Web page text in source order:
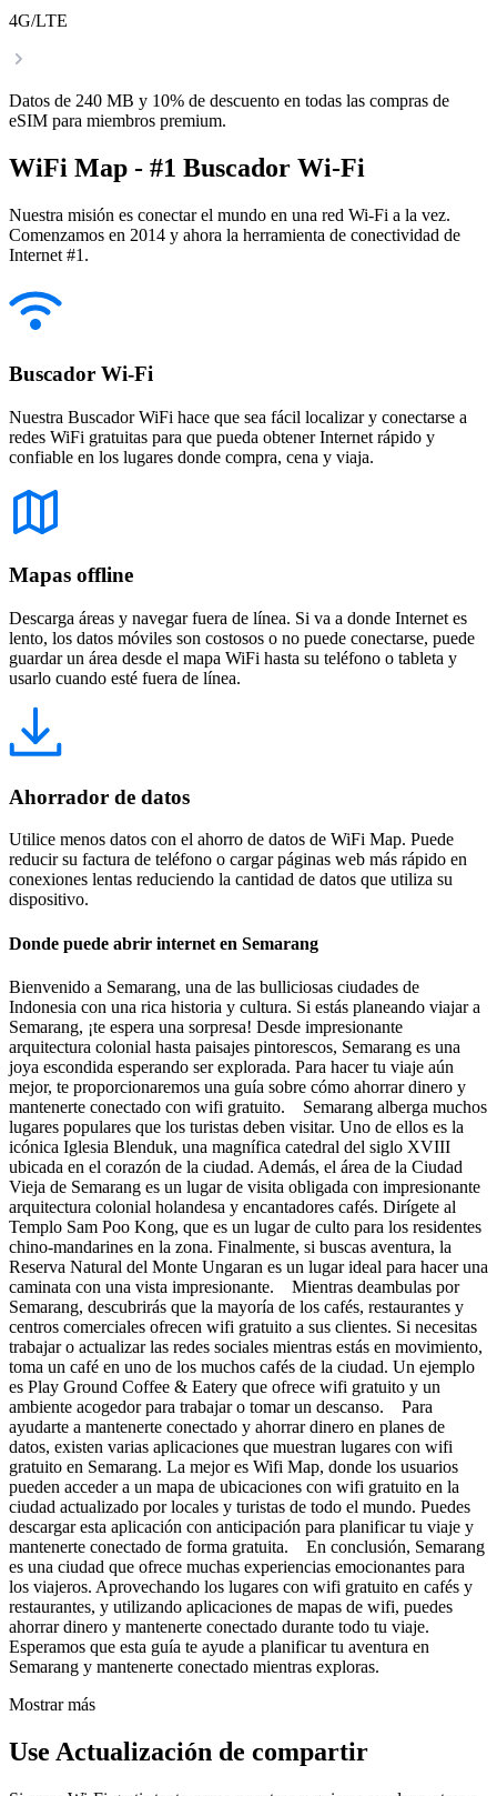
4G/LTE
Datos de 240 MB y 10% de descuento en todas las compras de
eSIM para miembros premium.
WiFi Map - #1 Buscador Wi-Fi
Nuestra misión es conectar el mundo en una red Wi-Fi a la vez.
Comenzamos en 2014 y ahora la herramienta de conectividad de
Internet #1.
Buscador Wi-Fi
Nuestra Buscador WiFi hace que sea fácil localizar y conectarse a
redes WiFi gratuitas para que pueda obtener Internet rápido y
confiable en los lugares donde compra, cena y viaja.
Mapas offline
Descarga áreas y navegar fuera de línea. Si va a donde Internet es
lento, los datos móviles son costosos o no puede conectarse, puede
guardar un área desde el mapa WiFi hasta su teléfono o tableta y
usarlo cuando esté fuera de línea.
Ahorrador de datos
Utilice menos datos con el ahorro de datos de WiFi Map. Puede
reducir su factura de teléfono o cargar páginas web más rápido en
conexiones lentas reduciendo la cantidad de datos que utiliza su
dispositivo.
Donde puede abrir internet en Semarang
Bienvenido a Semarang, una de las bulliciosas ciudades de
Indonesia con una rica historia y cultura. Si estás planeando viajar a
Semarang, ¡te espera una sorpresa! Desde impresionante
arquitectura colonial hasta paisajes pintorescos, Semarang es una
joya escondida esperando ser explorada. Para hacer tu viaje aún
mejor, te proporcionaremos una guía sobre cómo ahorrar dinero y
mantenerte conectado con wifi gratuito. Semarang alberga muchos
lugares populares que los turistas deben visitar. Uno de ellos es la
icónica Iglesia Blenduk, una magnífica catedral del siglo XVIII
ubicada en el corazón de la ciudad. Además, el área de la Ciudad
Vieja de Semarang es un lugar de visita obligada con impresionante
arquitectura colonial holandesa y encantadores cafés. Dirígete al
Templo Sam Poo Kong, que es un lugar de culto para los residentes
chino-mandarines en la zona. Finalmente, si buscas aventura, la
Reserva Natural del Monte Ungaran es un lugar ideal para hacer una
caminata con una vista impresionante. Mientras deambulas por
Semarang, descubrirás que la mayoría de los cafés, restaurantes y
centros comerciales ofrecen wifi gratuito a sus clientes. Si necesitas
trabajar o actualizar las redes sociales mientras estás en movimiento,
toma un café en uno de los muchos cafés de la ciudad. Un ejemplo
es Play Ground Coffee & Eatery que ofrece wifi gratuito y un
ambiente acogedor para trabajar o tomar un descanso. Para
ayudarte a mantenerte conectado y ahorrar dinero en planes de
datos, existen varias aplicaciones que muestran lugares con wifi
gratuito en Semarang. La mejor es Wifi Map, donde los usuarios
pueden acceder a un mapa de ubicaciones con wifi gratuito en la
ciudad actualizado por locales y turistas de todo el mundo. Puedes
descargar esta aplicación con anticipación para planificar tu viaje y
mantenerte conectado de forma gratuita. En conclusión, Semarang
es una ciudad que ofrece muchas experiencias emocionantes para
los viajeros. Aprovechando los lugares con wifi gratuito en cafés y
restaurantes, y utilizando aplicaciones de mapas de wifi, puedes
ahorrar dinero y mantenerte conectado durante todo tu viaje.
Esperamos que esta guía te ayude a planificar tu aventura en
Semarang y mantenerte conectado mientras exploras.
Mostrar más
Use Actualización de compartir